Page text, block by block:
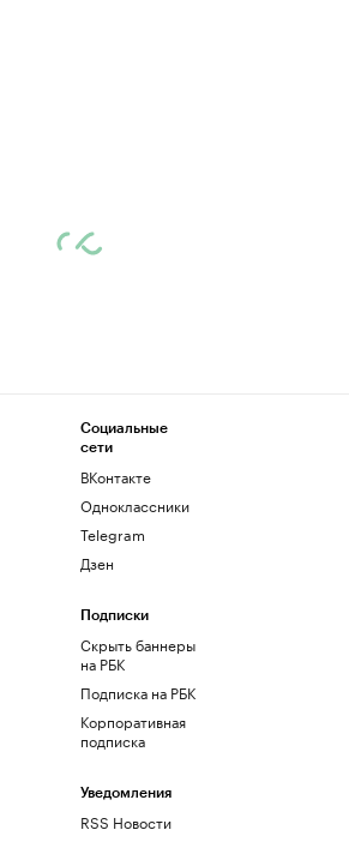
Социальные
сети
ВКонтакте
Одноклассники
Telegram
Дзен
Подписки
Скрыть баннеры
на РБК
Подписка на РБК
Корпоративная
подписка
Уведомления
RSS Новости